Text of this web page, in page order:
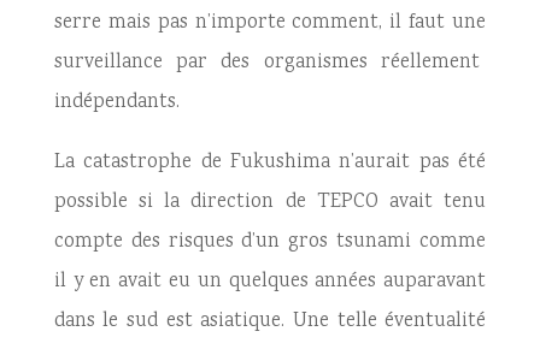
serre mais pas n’importe comment, il faut une
surveillance par des organismes réellement
indépendants.
La catastrophe de Fukushima n’aurait pas été
possible si la direction de TEPCO avait tenu
compte des risques d’un gros tsunami comme
il y en avait eu un quelques années auparavant
dans le sud est asiatique. Une telle éventualité